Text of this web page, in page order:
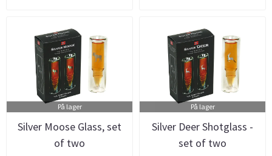
På lager
Silver Moose Glass, set
of two
På lager
Silver Deer Shotglass -
set of two